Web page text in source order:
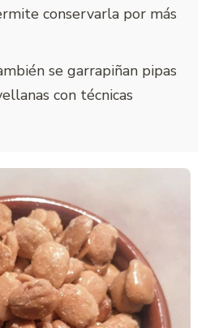
conservarla por más
se garrapiñan pipas
con técnicas